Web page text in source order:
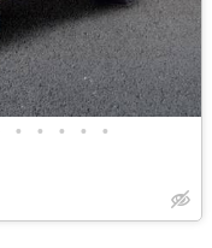
• • • • •